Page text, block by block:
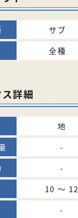
サブ
全種
詳細
地
-
-
10 〜 12
-